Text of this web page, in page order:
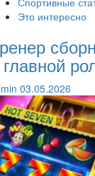
Это интересно
03.05.2026